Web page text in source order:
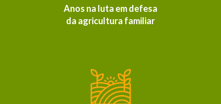
Anos na luta em defesa
da agricultura familiar